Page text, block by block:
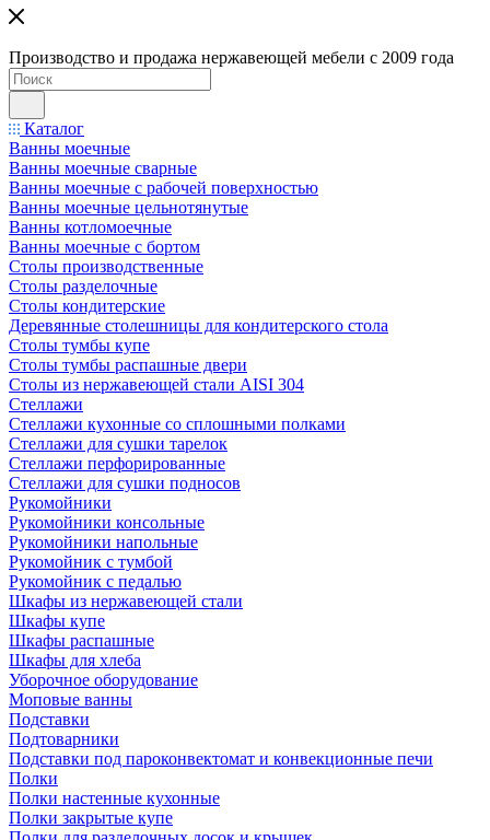
Производство и продажа нержавеющей мебели с 2009 года
Каталог
Ванны моечные
Ванны моечные сварные
Ванны моечные с рабочей поверхностью
Ванны моечные цельнотянутые
Ванны котломоечные
Ванны моечные с бортом
Столы производственные
Столы разделочные
Столы кондитерские
Деревянные столешницы для кондитерского стола
Столы тумбы купе
Столы тумбы распашные двери
Столы из нержавеющей стали AISI 304
Стеллажи
Стеллажи кухонные со сплошными полками
Стеллажи для сушки тарелок
Стеллажи перфорированные
Стеллажи для сушки подносов
Рукомойники
Рукомойники консольные
Рукомойники напольные
Рукомойник с тумбой
Рукомойник с педалью
Шкафы из нержавеющей стали
Шкафы купе
Шкафы распашные
Шкафы для хлеба
Уборочное оборудование
Моповые ванны
Подставки
Подтоварники
Подставки под пароконвектомат и конвекционные печи
Полки
Полки настенные кухонные
Полки закрытые купе